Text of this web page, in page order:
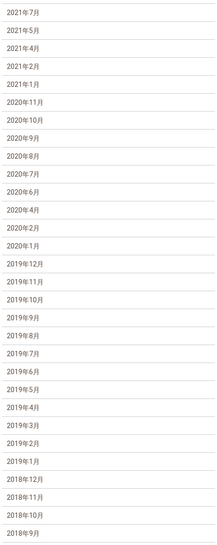
2021年7月
2021年5月
2021年4月
2021年2月
2021年1月
2020年11月
2020年10月
2020年9月
2020年8月
2020年7月
2020年6月
2020年4月
2020年2月
2020年1月
2019年12月
2019年11月
2019年10月
2019年9月
2019年8月
2019年7月
2019年6月
2019年5月
2019年4月
2019年3月
2019年2月
2019年1月
2018年12月
2018年11月
2018年10月
2018年9月